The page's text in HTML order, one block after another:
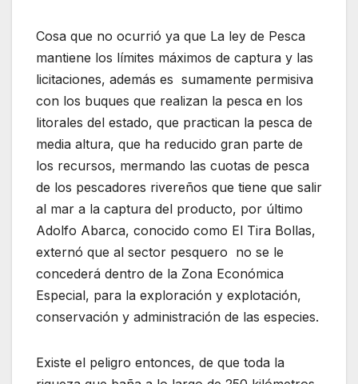
Cosa que no ocurrió ya que La ley de Pesca
mantiene los límites máximos de captura y las
licitaciones, además es sumamente permisiva
con los buques que realizan la pesca en los
litorales del estado, que practican la pesca de
media altura, que ha reducido gran parte de
los recursos, mermando las cuotas de pesca
de los pescadores rivereños que tiene que salir
al mar a la captura del producto, por último
Adolfo Abarca, conocido como El Tira Bollas,
externó que al sector pesquero no se le
concederá dentro de la Zona Económica
Especial, para la exploración y explotación,
conservación y administración de las especies.
Existe el peligro entonces, de que toda la